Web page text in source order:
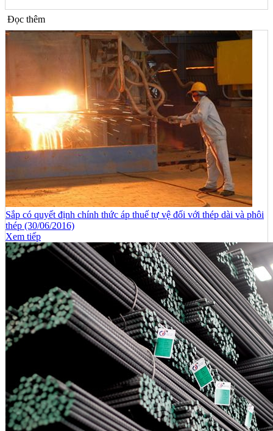
Đọc thêm
Sắp có quyết định chính thức áp thuế tự vệ đối với thép dài và phôi
thép (30/06/2016)
Xem tiếp